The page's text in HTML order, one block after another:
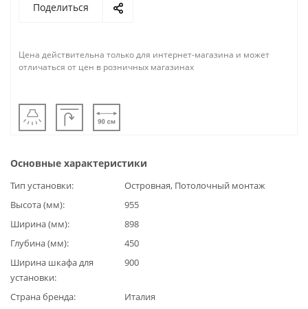
Поделиться
Цена действительна только для интернет-магазина и может
отличаться от цен в розничных магазинах
Основные характеристики
Тип установки
Островная, Потолочный монтаж
Высота (мм)
955
Ширина (мм)
898
Глубина (мм)
450
Ширина шкафа для
установки
900
Страна бренда
Италия